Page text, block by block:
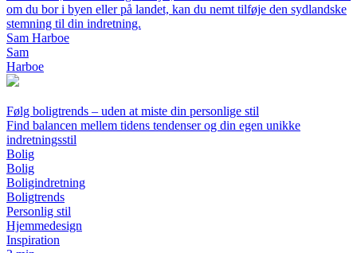
om du bor i byen eller på landet, kan du nemt tilføje den sydlandske
stemning til din indretning.
Sam Harboe
Sam
Harboe
Følg boligtrends – uden at miste din personlige stil
Find balancen mellem tidens tendenser og din egen unikke
indretningsstil
Bolig
Bolig
Boligindretning
Boligtrends
Personlig stil
Hjemmedesign
Inspiration